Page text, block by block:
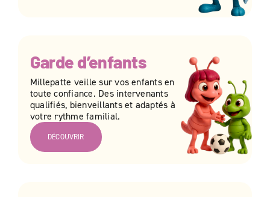
Garde d’enfants
Millepatte veille sur vos enfants en
toute confiance. Des intervenants
qualifiés, bienveillants et adaptés à
votre rythme familial.
DÉCOUVRIR